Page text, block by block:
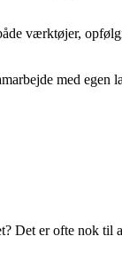
værktøjer,
med egen
er ofte nok til